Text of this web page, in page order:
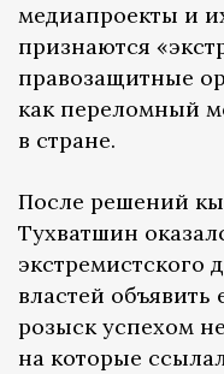
медиапроекты и
признаются
правозащитные
как переломный
в стране.
После решений
Тухватшин
экстремистского
властей
розыск успехом
на которые